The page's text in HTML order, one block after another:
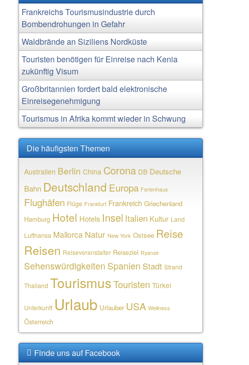
Frankreichs Tourismusindustrie durch
Bombendrohungen in Gefahr
Waldbrände an Siziliens Nordküste
Touristen benötigen für Einreise nach Kenia
zukünftig Visum
Großbritannien fordert bald elektronische
Einreisegenehmigung
Tourismus in Afrika kommt wieder in Schwung
Die häufigsten Themen
Australien Berlin China Corona DB Deutsche
Bahn Deutschland Europa Ferienhaus
Flughäfen Flüge Frankfurt Frankreich Griechenland
Hamburg Hotel Hotels Insel Italien Kultur Land
Lufthansa Mallorca Natur New York Ostsee Reise
Reisen Reiseveranstalter Reiseziel Ryanair
Sehenswürdigkeiten Spanien Stadt Strand
Thailand Tourismus Touristen Türkei
Unterkunft Urlaub Urlauber USA Wellness
Österreich
Finde uns auf Facebook